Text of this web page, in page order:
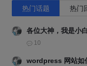
热门话题 热门
各位大神，我是小
10
wordpress 网站如